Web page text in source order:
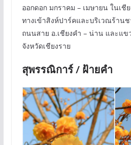
ออกดอก มกราคม – เมษายน ในเชี
ทางเข้าสิงห์ปาร์คและบริเวณร้าน
ถนนสาย อ.เชียงคำ – น่าน และแข
จังหวัดเชียงราย
สุพรรณิการ์ / ฝ้ายคำ